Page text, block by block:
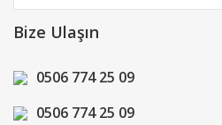
Bize Ulaşın
0506 774 25 09
0506 774 25 09